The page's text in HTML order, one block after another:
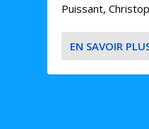
Puissant,
EN SAVOIR